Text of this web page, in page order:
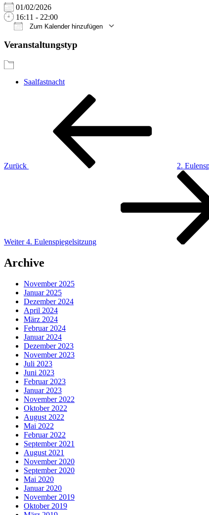
01/02/2026
16:11 - 22:00
Zum Kalender hinzufügen
Veranstaltungstyp
Saalfastnacht
Beitragsnavigation
Zurück
2.
Weiter 4. Eulenspiegelsitzung
Archive
November 2025
Januar 2025
Dezember 2024
April 2024
März 2024
Februar 2024
Januar 2024
Dezember 2023
November 2023
Juli 2023
Juni 2023
Februar 2023
Januar 2023
November 2022
Oktober 2022
August 2022
Mai 2022
Februar 2022
September 2021
August 2021
November 2020
September 2020
Mai 2020
Januar 2020
November 2019
Oktober 2019